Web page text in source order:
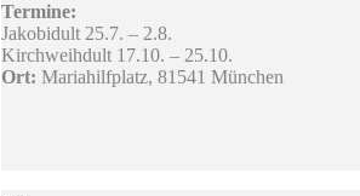
Termine:
Jakobidult 25.7. – 2.8.
Kirchweihdult 17.10. – 25.10.
Ort: Mariahilfplatz, 81541 München